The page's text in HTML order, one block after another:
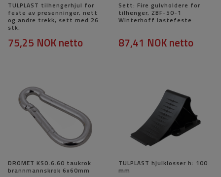
TULPLAST tilhengerhjul for
feste av presenninger, nett
og andre trekk, sett med 26
stk.
75,25 NOKnetto
Sett: Fire gulvholdere for
tilhenger, ZBF-50-1
Winterhoff lastefeste
87,41 NOKnetto
DROMET KSO.6.60 taukrok
brannmannskrok 6x60mm
TULPLAST hjulklosser h: 100
mm